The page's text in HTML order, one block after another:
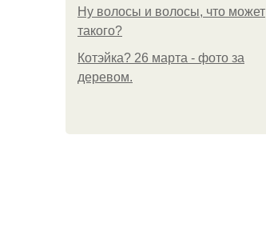
Ну волосы и волосы, что может
такого?
Котэйка? 26 марта - фото за
деревом.